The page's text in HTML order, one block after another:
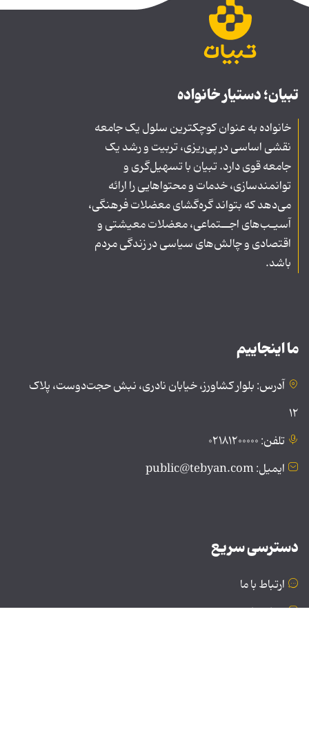
تبیان؛ دستیار خانواده
خانواده به عنوان کوچکترین سلول یک جامعه
نقشی اساسی در پی‌ریزی، تربیت و رشد یک
جامعه قوی دارد. تبیان با تسهیل‌گری و
توانمندسازی، خدمات و محتواهایی را ارائه
می‌دهد که بتواند گره‌گشای معضلات فرهنگی،
آسیـب‌های اجــتماعی، معضلات معیشتی و
اقتصادی و چالش‌های سیاسی در زندگی مردم
باشد.
ما اینجاییم
آدرس: بلوار کشاورز، خیابان نادری، نبش حجت‌دوست، پلاک
۱۲
تلفن: ۰۲۱۸۱۲۰۰۰۰۰
ایمیل: public@tebyan.com
دسترسی سریع
ارتباط با ما
درباره ما